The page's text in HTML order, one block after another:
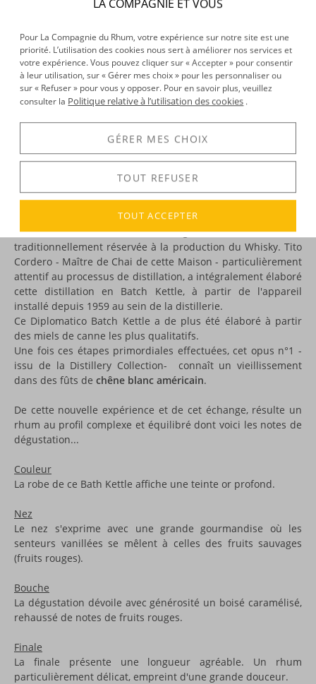
DÉCOUVERTE
Voir tous les produits :Diplomatico
DESCRIPTION
nouveauté très attendue !
Derrière ce nom, une histoire : celle d'une méthode de
distillation semi-continue, originaire du Canada,
traditionnellement réservée à la production du Whisky. Tito
Cordero - Maître de Chai de cette Maison - particulièrement
attentif au processus de distillation, a intégralement élaboré
cette distillation en Batch Kettle, à partir de l'appareil
installé depuis 1959 au sein de la distillerie.
Ce Diplomatico Batch Kettle a de plus été élaboré à partir
des miels de canne les plus qualitatifs.
Une fois ces étapes primordiales effectuées, cet opus n°1 -
issu de la Distillery Collection- connaît un vieillissement
dans des fûts de chêne blanc américain.
De cette nouvelle expérience et de cet échange, résulte un
rhum au profil complexe et équilibré dont voici les notes de
dégustation...
Couleur
La robe de ce Bath Kettle affiche une teinte or profond.
Nez
Le nez s'exprime avec une grande gourmandise où les
senteurs vanillées se mêlent à celles des fruits sauvages
(fruits rouges).
Bouche
La dégustation dévoile avec générosité un boisé caramélisé,
rehaussé de notes de fruits rouges.
Finale
La finale présente une longueur agréable. Un rhum
particulièrement délicat, empreint d'une grande douceur.
LA COMPAGNIE ET VOUS
Pour La Compagnie du Rhum, votre expérience sur notre site est une
priorité. L’utilisation des cookies nous sert à améliorer nos services et
votre expérience. Vous pouvez cliquer sur « Accepter » pour consentir
à leur utilisation, sur « Gérer mes choix » pour les personnaliser ou
sur « Refuser » pour vous y opposer. Pour en savoir plus, veuillez
consulter la Politique relative à l’utilisation des cookies .
GÉRER MES CHOIX
TOUT REFUSER
TOUT ACCEPTER